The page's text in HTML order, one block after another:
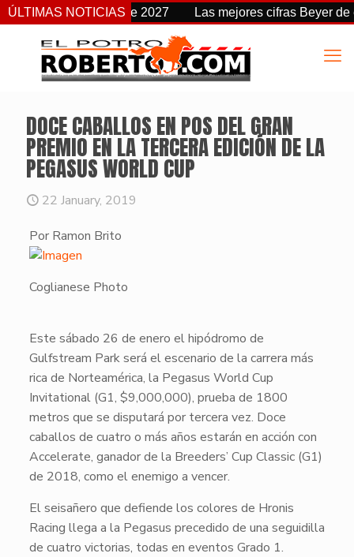
ÚLTIMAS NOTICIAS
fecha a partir de 2027 Las mejores cifras Beyer de esta
DOCE CABALLOS EN POS DEL GRAN
PREMIO EN LA TERCERA EDICIÓN DE LA
PEGASUS WORLD CUP
22 January, 2019
Por Ramon Brito
Coglianese Photo
​Este sábado 26 de enero el hipódromo de
Gulfstream Park será el escenario de la carrera más
rica de Norteamérica, la Pegasus World Cup
Invitational(G1, $9,000,000), prueba de 1800
metros que se disputará por tercera vez. Doce
caballos de cuatro o más años estarán en acción con
Accelerate, ganador de la Breeders’ Cup Classic (G1)
de 2018, como el enemigo a vencer.
El seisañero que defiende los colores de Hronis
Racing llega a la Pegasus precedido de una seguidilla
de cuatro victorias, todas en eventos Grado 1.